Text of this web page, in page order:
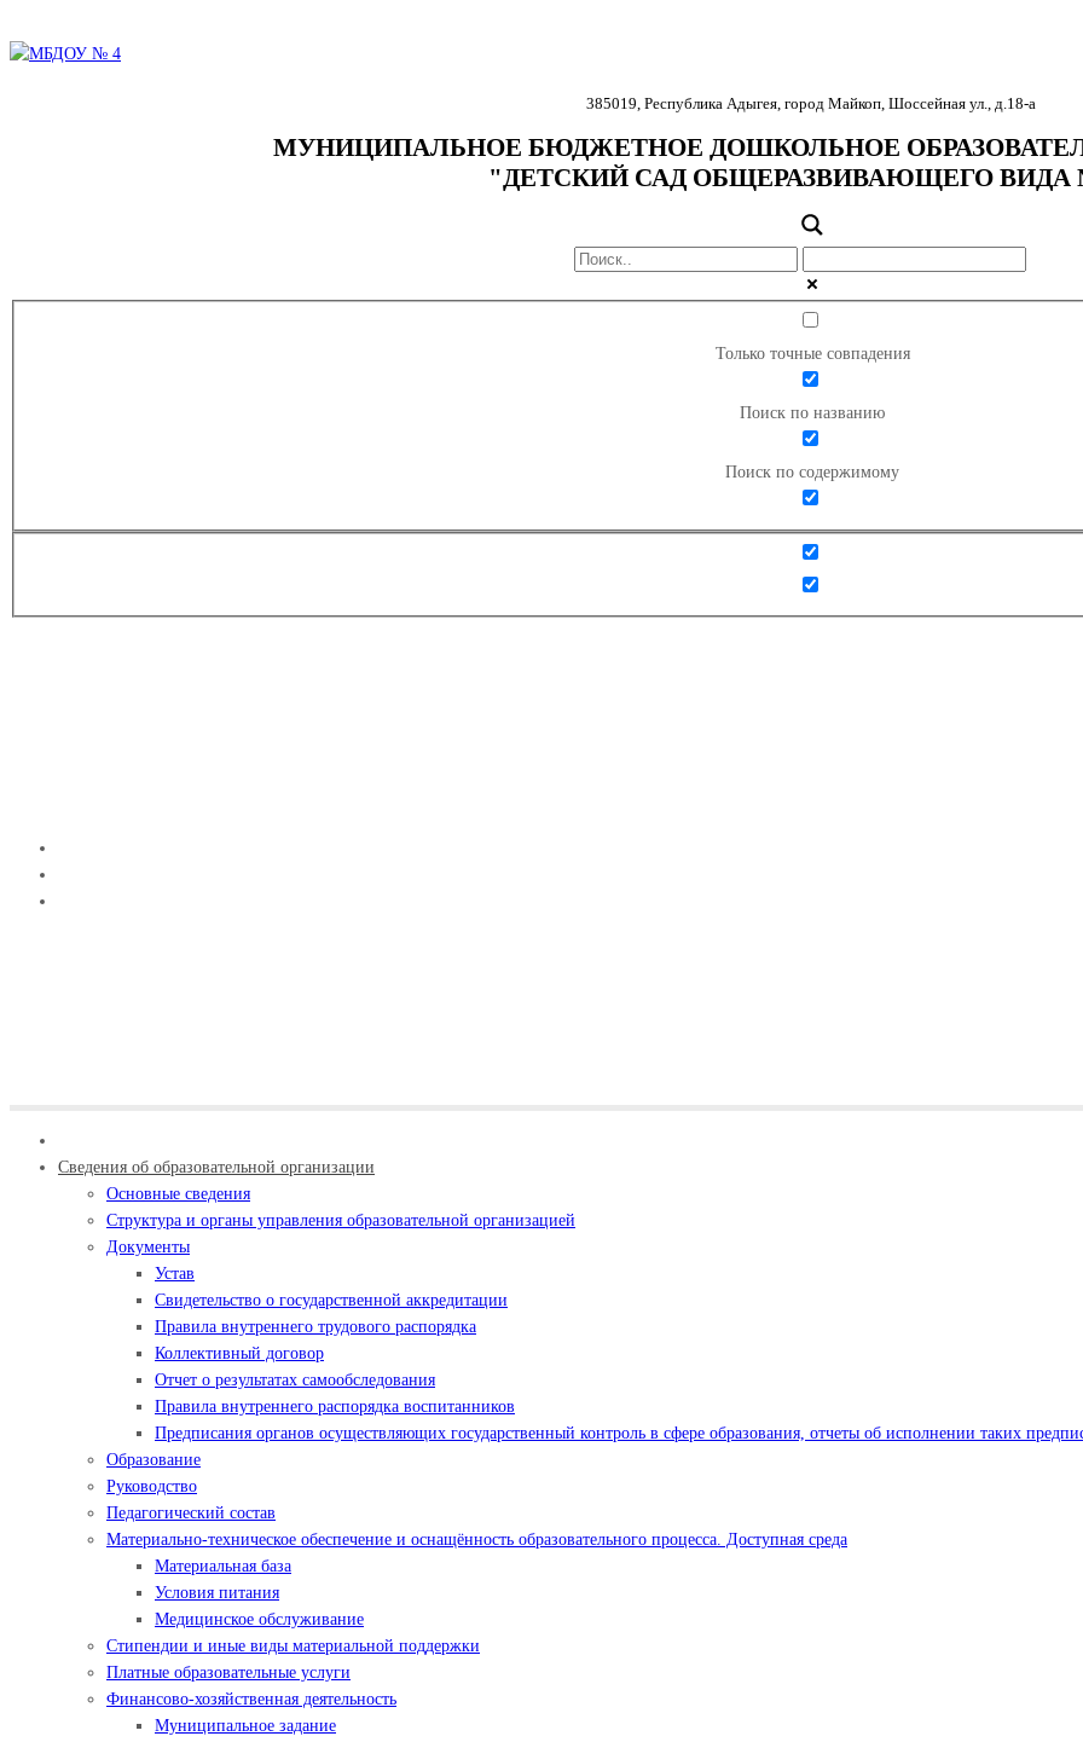
385019, Республика Адыгея, город Майкоп, Шоссейная ул., д.18-а
МУНИЦИПАЛЬНОЕ БЮДЖЕТНОЕ ДОШКОЛЬНОЕ
"ДЕТСКИЙ САД ОБЩЕРАЗВИВАЮЩЕГО ВИДА
Только точные совпадения
Поиск по названию
Поиск по содержимому
Сведения об образовательной организации
Основные сведения
Структура и органы управления образовательной организацией
Документы
Устав
Свидетельство о государственной аккредитации
Правила внутреннего трудового распорядка
Коллективный договор
Отчет о результатах самообследования
Правила внутреннего распорядка воспитанников
Предписания органов осуществляющих государственный контроль в сфере образования, отчеты об исполнении таких
Образование
Руководство
Педагогический состав
Материально-техническое обеспечение и оснащённость образовательного процесса. Доступная среда
Материальная база
Условия питания
Медицинское обслуживание
Стипендии и иные виды материальной поддержки
Платные образовательные услуги
Финансово-хозяйственная деятельность
Муниципальное задание